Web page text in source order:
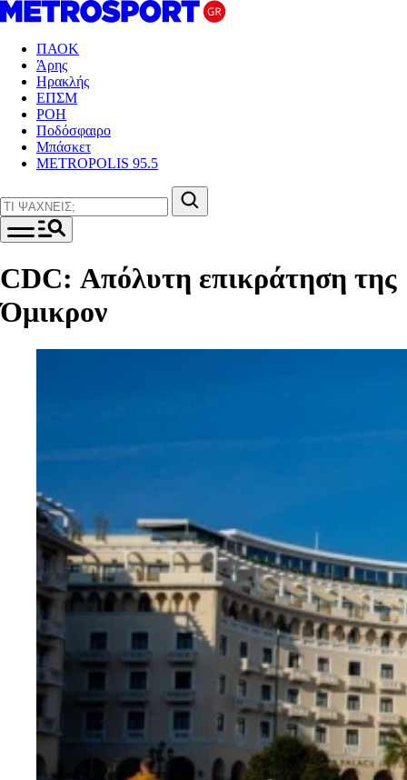
ΠΑΟΚ
Άρης
Ηρακλής
ΕΠΣΜ
ΡΟΗ
Ποδόσφαιρο
Μπάσκετ
METROPOLIS 95.5
CDC: Απόλυτη επικράτηση της
Όμικρον